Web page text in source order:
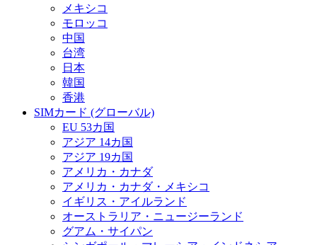
メキシコ
モロッコ
中国
台湾
日本
韓国
香港
SIMカード (グローバル)
EU 53カ国
アジア 14カ国
アジア 19カ国
アメリカ・カナダ
アメリカ・カナダ・メキシコ
イギリス・アイルランド
オーストラリア・ニュージーランド
グアム・サイパン